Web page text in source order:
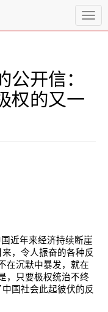
T
o
开信：
权的又一
近年来经济持续断崖
，令人振奋的各种反
在沉默中暴发，就在
，只要极权统治不终
国社会此起彼伏的反